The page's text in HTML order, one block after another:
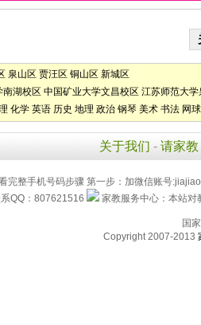
泉山区 贾汪区 铜山区 新城区
南湖校区 中国矿业大学文昌校区 江苏师范大学
化学 英语 历史 地理 政治 钢琴 美术 书法 网球
关于我们 - 请家教
完整手机号码步骤 第一步：加微信账号
QQ：807621516
家教服务中心：本站
国
Copyright 2007-2013